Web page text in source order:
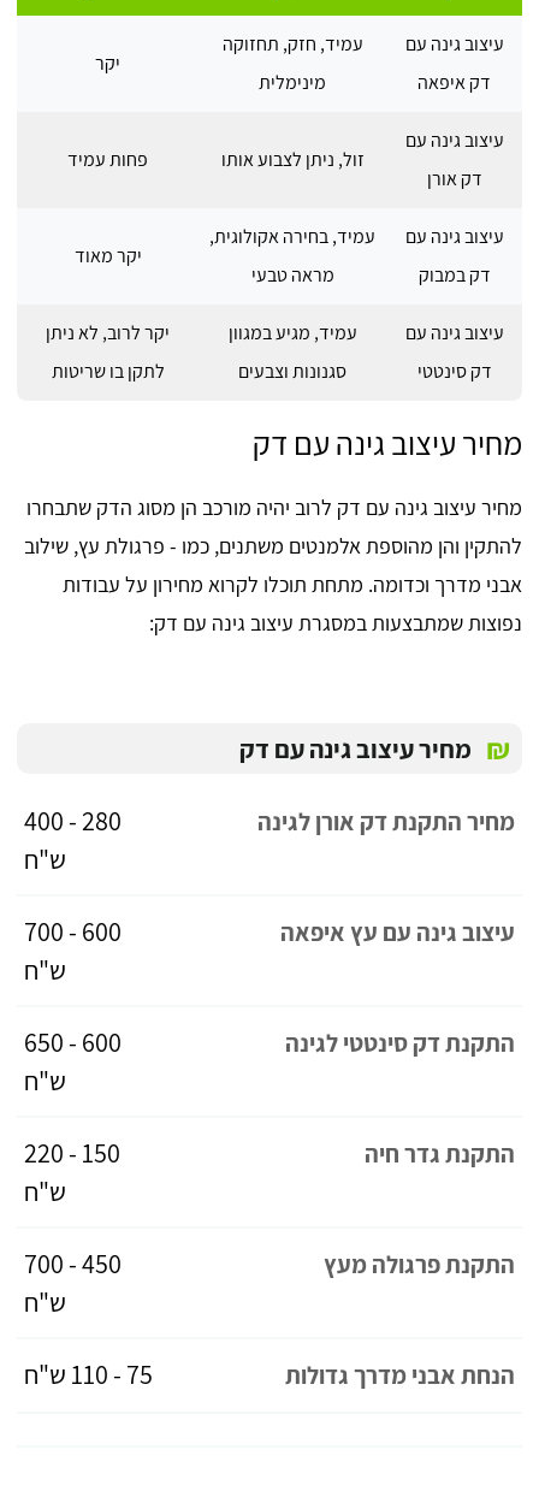
עיצוב גינה עם
דק איפאה
עמיד, חזק, תחזוקה
מינימלית
יקר
עיצוב גינה עם
דק אורן
זול, ניתן לצבוע אותו פחות עמיד
עיצוב גינה עם
דק במבוק
עמיד, בחירה אקולוגית,
מראה טבעי
יקר מאוד
עיצוב גינה עם
דק סינטטי
עמיד, מגיע במגוון
סגנונות וצבעים
יקר לרוב, לא ניתן
לתקן בו שריטות
מחיר עיצוב גינה עם דק
מחיר עיצוב גינה עם דק לרוב יהיה מורכב הן מסוג הדק שתבחרו
להתקין והן מהוספת אלמנטים משתנים, כמו - פרגולת עץ, שילוב
אבני מדרך וכדומה. מתחת תוכלו לקרוא מחירון על עבודות
נפוצות שמתבצעות במסגרת עיצוב גינה עם דק:
₪ מחיר עיצוב גינה עם דק
מחיר התקנת דק אורן לגינה
280 - 400
ש"ח
עיצוב גינה עם עץ איפאה
600 - 700
ש"ח
התקנת דק סינטטי לגינה
600 - 650
ש"ח
התקנת גדר חיה
150 - 220
ש"ח
התקנת פרגולה מעץ
450 - 700
ש"ח
הנחת אבני מדרך גדולות 75 - 110 ש"ח